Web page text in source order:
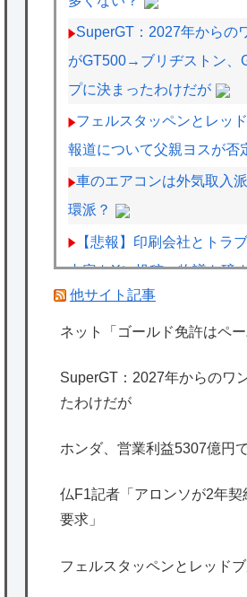
SuperGT：2027年からの
がGT500→ブリヂストン、
プに決まったわけだが
フェルスタッペンとレッ
報道について父親ヨスが否
車のエアコンは外気取入
環派？
【悲報】印刷会社とトラ
内容をXに投稿→物議を醸
【画像】絵師「印刷会社
れたから晒すわ」→お前が
海外「日本は特別！」日
海外「勘弁して！」米国
韓国人「実は日本経済を
他サイト記事
ネット「ゴールド免許はペ
SuperGT：2027年からのワ
たわけだが
ホンダ、営業利益5307億円
仏F1記者「アロンソが2年
要求」
フェルスタッペンとレッド